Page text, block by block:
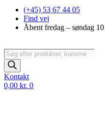
(+45) 53 67 44 05
Find vej
Åbent fredag – søndag
Products
search
Kontakt
0,00 kr. 0